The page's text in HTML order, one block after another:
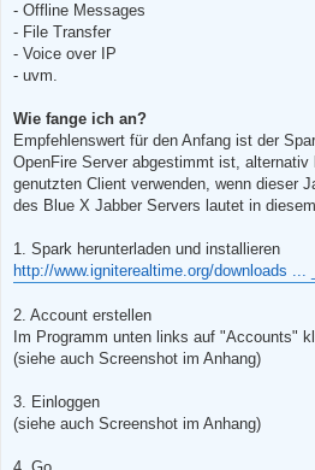
- Offline Messages
- File Transfer
- Voice over IP
- uvm.
Wie fange ich an?
Empfehlenswert für den Anfang ist der
OpenFire Server abgestimmt ist, alternativ
genutzten Client verwenden, wenn dieser
des Blue X Jabber Servers lautet in
1. Spark herunterladen und installieren
http://www.igniterealtime.org/downloads ...
2. Account erstellen
Im Programm unten links auf "Accounts"
(siehe auch Screenshot im Anhang)
3. Einloggen
(siehe auch Screenshot im Anhang)